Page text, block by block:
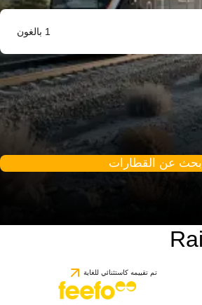
1 بالغون
ابحث عن القطارات
تم تقييمه كاستثنائي للغاية